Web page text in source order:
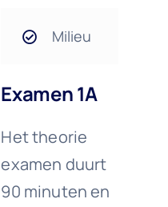
Milieu
Examen 1A
Het theorie
examen duurt
90 minuten en